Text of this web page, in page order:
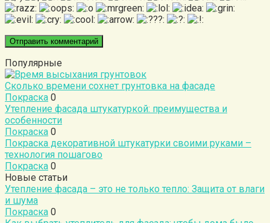
Популярные
Сколько времени сохнет грунтовка на фасаде
Покраска 0
Утепление фасада штукатуркой: преимущества и
особенности
Покраска 0
Покраска декоративной штукатурки своими руками –
технология пошагово
Покраска 0
Новые статьи
Утепление фасада – это не только тепло: Защита от влаги
и шума
Покраска 0